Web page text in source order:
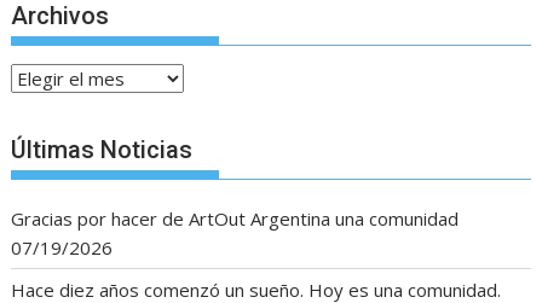
Archivos
Archivos
Últimas Noticias
Gracias por hacer de ArtOut Argentina una comunidad
07/19/2026
Hace diez años comenzó un sueño. Hoy es una comunidad.